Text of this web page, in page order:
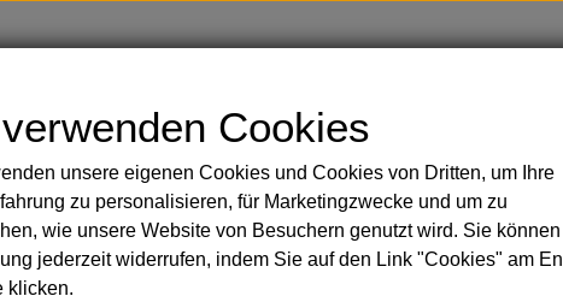
Rasur
und Körper
Öle
Handbemalte Duschvorhänge
Ätherischer Ylang Ylang
Cookies
unsere eigenen Cookies und Cookies von Dritten, um Ihre
zu personalisieren, für Marketingzwecke und um zu
wie unsere Website von Besuchern genutzt wird. Sie
jederzeit widerrufen, indem Sie auf den Link "Cookies" am
klicken.